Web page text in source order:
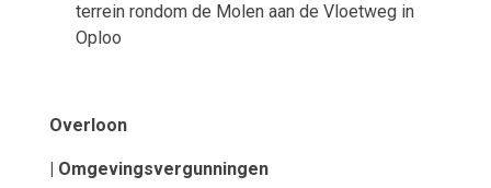
terrein rondom de Molen aan de Vloetweg in
Oploo
Overloon
| Omgevingsvergunningen